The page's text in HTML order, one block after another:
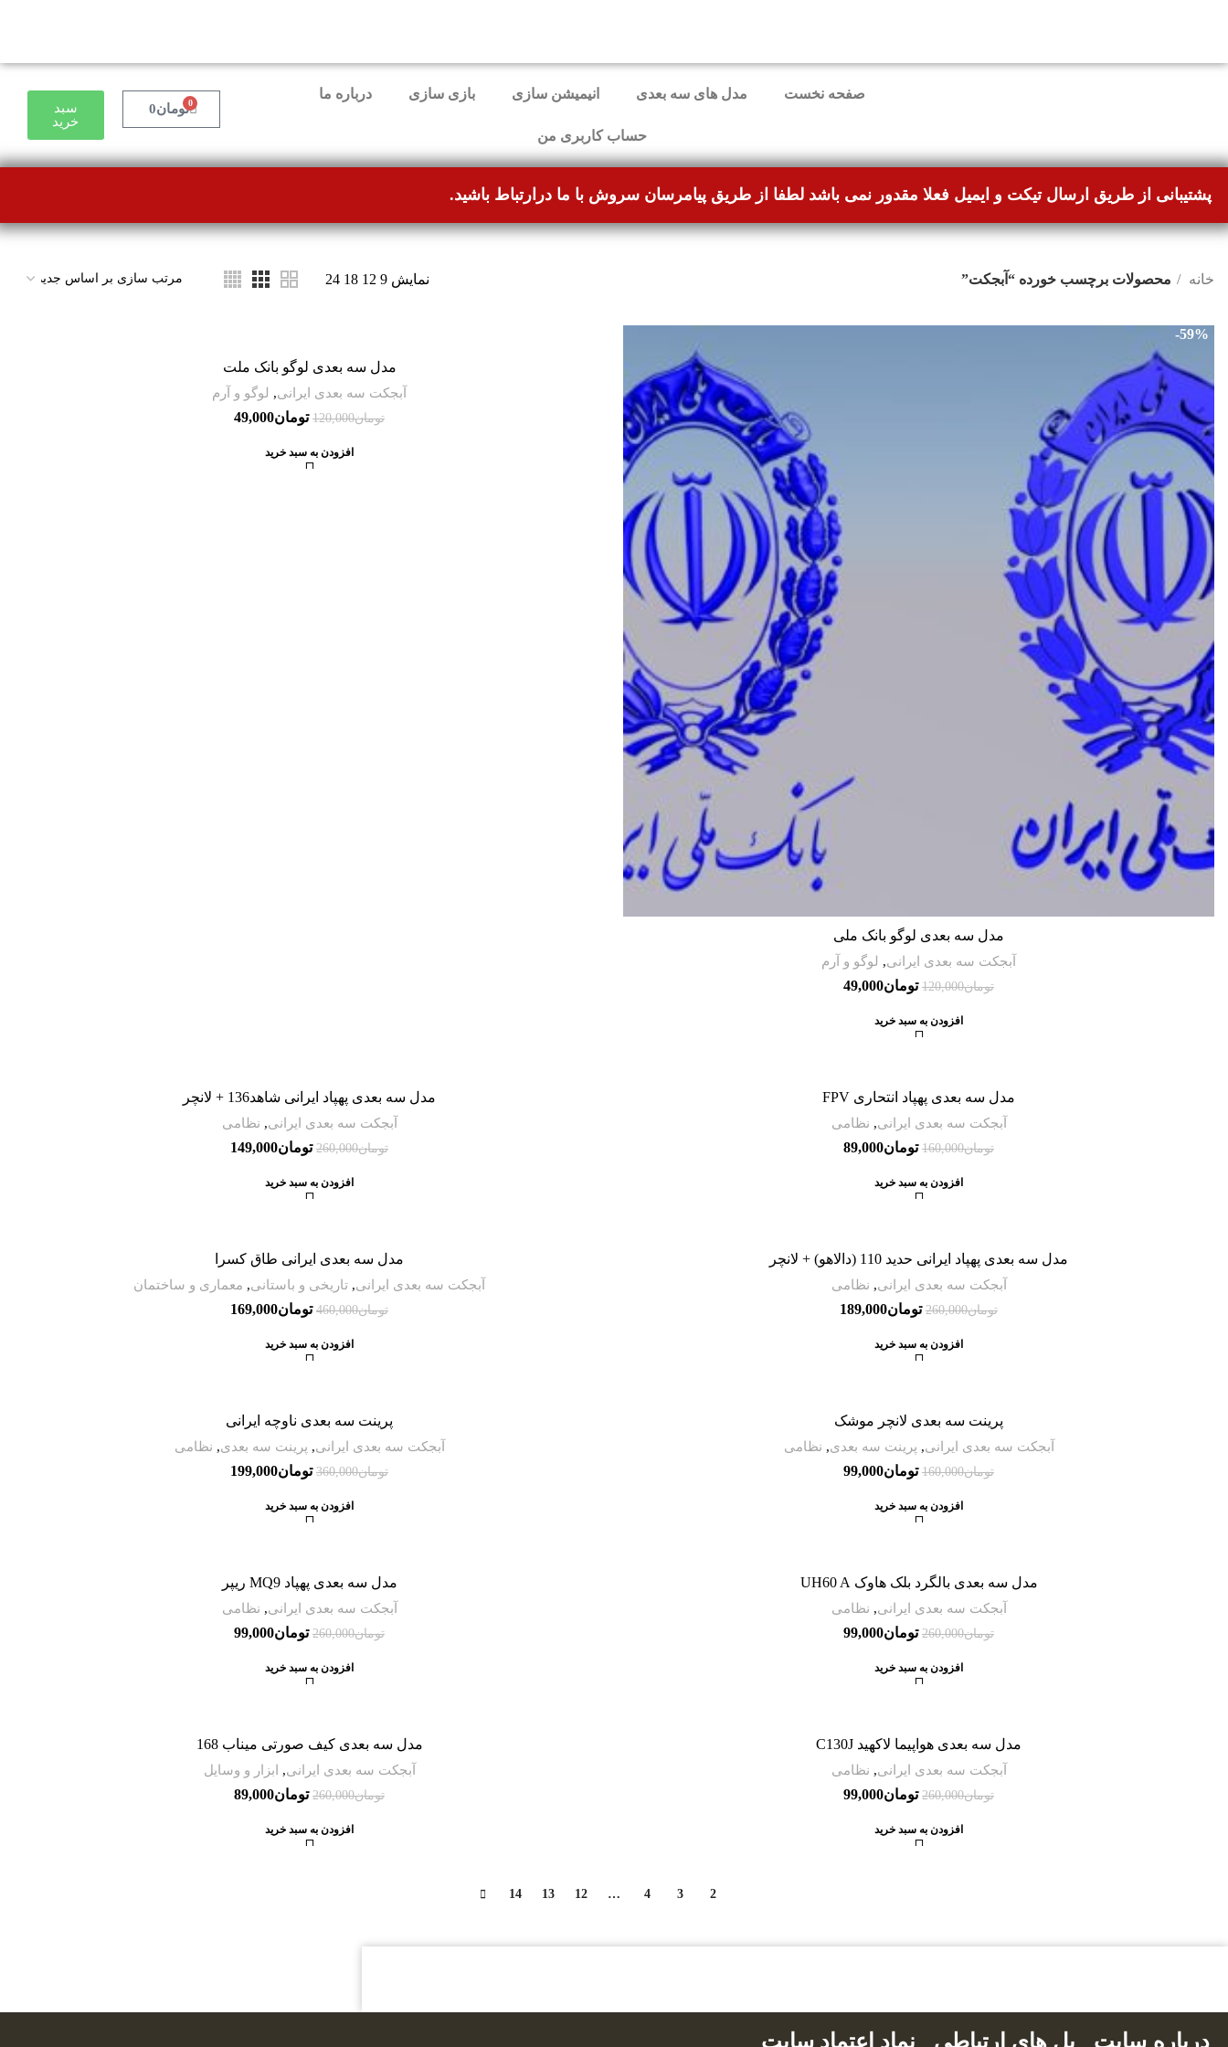
صفحه نخست مدل های سه بعدی انیمیشن سازی بازی سازی درباره ما
حساب کاربری من
تومان0 0
سبد
خرید
پشتیبانی از طریق ارسال تیکت و ایمیل فعلا مقدور نمی باشد لطفا از طریق پیامرسان سروش با ما درارتباط باشید.
خانه محصولات برچسب خورده “آبجکت” نمایش 9
12
18
24
-59%
مدل سه بعدی لوگو بانک ملی
آبجکت سه بعدی ایرانی, لوگو و آرم
تومان120,000 تومان49,000
افزودن به سبد خرید
مدل سه بعدی لوگو بانک ملت
آبجکت سه بعدی ایرانی, لوگو و آرم
تومان120,000 تومان49,000
افزودن به سبد خرید
مدل سه بعدی پهپاد انتحاری FPV
آبجکت سه بعدی ایرانی, نظامی
تومان160,000 تومان89,000
افزودن به سبد خرید
مدل سه بعدی پهپاد ایرانی شاهد136 + لانچر
آبجکت سه بعدی ایرانی, نظامی
تومان260,000 تومان149,000
افزودن به سبد خرید
مدل سه بعدی پهپاد ایرانی حدید 110 (دالاهو) + لانچر
آبجکت سه بعدی ایرانی, نظامی
تومان260,000 تومان189,000
افزودن به سبد خرید
مدل سه بعدی ایرانی طاق کسرا
آبجکت سه بعدی ایرانی, تاریخی و باستانی, معماری و ساختمان
تومان460,000 تومان169,000
افزودن به سبد خرید
پرینت سه بعدی لانچر موشک
آبجکت سه بعدی ایرانی, پرینت سه بعدی, نظامی
تومان160,000 تومان99,000
افزودن به سبد خرید
پرینت سه بعدی ناوچه ایرانی
آبجکت سه بعدی ایرانی, پرینت سه بعدی, نظامی
تومان360,000 تومان199,000
افزودن به سبد خرید
مدل سه بعدی بالگرد بلک هاوک UH60 A
آبجکت سه بعدی ایرانی, نظامی
تومان260,000 تومان99,000
افزودن به سبد خرید
مدل سه بعدی پهپاد MQ9 ریپر
آبجکت سه بعدی ایرانی, نظامی
تومان260,000 تومان99,000
افزودن به سبد خرید
مدل سه بعدی هواپیما لاکهید C130J
آبجکت سه بعدی ایرانی, نظامی
تومان260,000 تومان99,000
افزودن به سبد خرید
مدل سه بعدی کیف صورتی میناب 168
آبجکت سه بعدی ایرانی, ابزار و وسایل
تومان260,000 تومان89,000
افزودن به سبد خرید
2
3
4
…
12
13
14
درباره سایت پل های ارتباطی نماد اعتماد سایت